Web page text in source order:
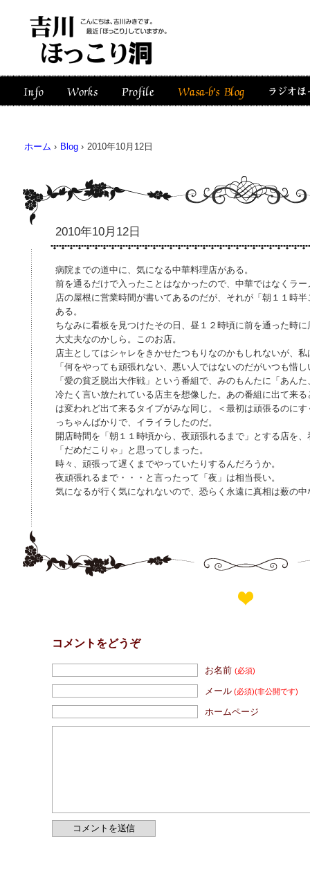
ホーム › Blog › 2010年10月12日
2010年10月12日
病院までの道中に、気になる中華料理店がある。
前を通るだけで入ったことはなかったので、中華ではなくラ
店の屋根に営業時間が書いてあるのだが、それが「朝１１時
ある。
ちなみに看板を見つけたその日、昼１２時頃に前を通った時
大丈夫なのかしら。このお店。
店主としてはシャレをきかせたつもりなのかもしれないが、
「何をやっても頑張れない、悪い人ではないのだがいつも惜
「愛の貧乏脱出大作戦」という番組で、みのもんたに「あん
冷たく言い放たれている店主を想像した。あの番組に出て来
は変われど出て来るタイプがみな同じ。＜最初は頑張るのに
っちゃんばかりで、イライラしたのだ。
開店時間を「朝１１時頃から、夜頑張れるまで」とする店を
「だめだこりゃ」と思ってしまった。
時々、頑張って遅くまでやっていたりするんだろうか。
夜頑張れるまで・・・と言ったって「夜」は相当長い。
気になるが行く気になれないので、恐らく永遠に真相は薮の
コメントをどうぞ
お名前(必須)
メール (必須)(非公開です)
ホームページ